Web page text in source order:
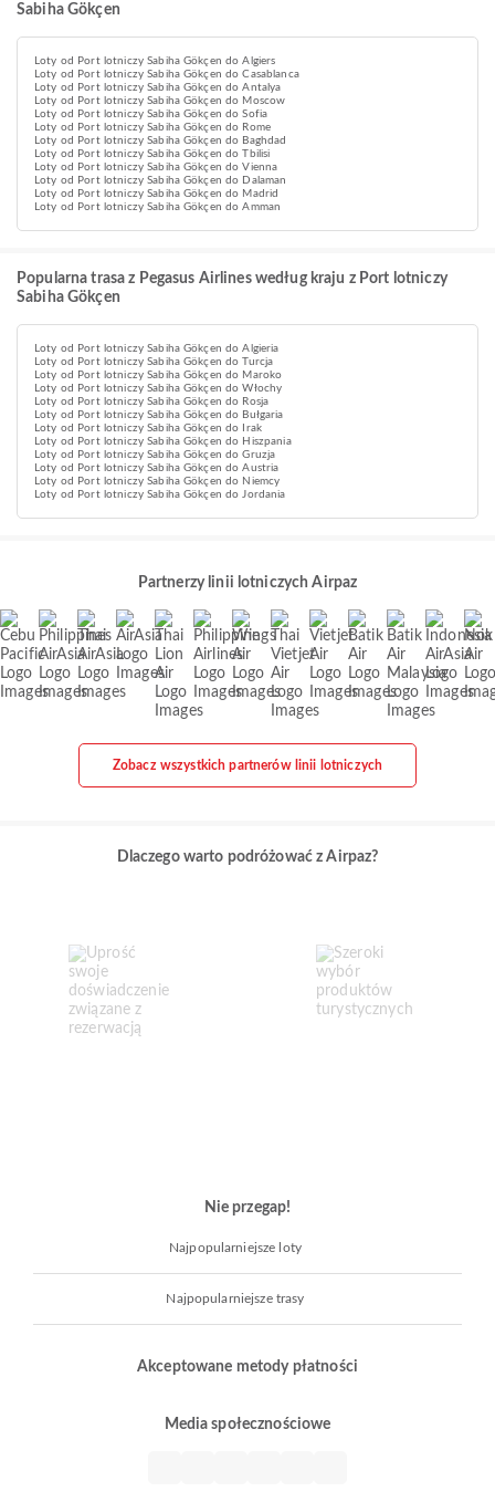
Sabiha Gökçen
Loty od Port lotniczy Sabiha Gökçen do Algiers
Loty od Port lotniczy Sabiha Gökçen do Casablanca
Loty od Port lotniczy Sabiha Gökçen do Antalya
Loty od Port lotniczy Sabiha Gökçen do Moscow
Loty od Port lotniczy Sabiha Gökçen do Sofia
Loty od Port lotniczy Sabiha Gökçen do Rome
Loty od Port lotniczy Sabiha Gökçen do Baghdad
Loty od Port lotniczy Sabiha Gökçen do Tbilisi
Loty od Port lotniczy Sabiha Gökçen do Vienna
Loty od Port lotniczy Sabiha Gökçen do Dalaman
Loty od Port lotniczy Sabiha Gökçen do Madrid
Loty od Port lotniczy Sabiha Gökçen do Amman
Popularna trasa z Pegasus Airlines według kraju z Port lotniczy
Sabiha Gökçen
Loty od Port lotniczy Sabiha Gökçen do Algieria
Loty od Port lotniczy Sabiha Gökçen do Turcja
Loty od Port lotniczy Sabiha Gökçen do Maroko
Loty od Port lotniczy Sabiha Gökçen do Włochy
Loty od Port lotniczy Sabiha Gökçen do Rosja
Loty od Port lotniczy Sabiha Gökçen do Bułgaria
Loty od Port lotniczy Sabiha Gökçen do Irak
Loty od Port lotniczy Sabiha Gökçen do Hiszpania
Loty od Port lotniczy Sabiha Gökçen do Gruzja
Loty od Port lotniczy Sabiha Gökçen do Austria
Loty od Port lotniczy Sabiha Gökçen do Niemcy
Loty od Port lotniczy Sabiha Gökçen do Jordania
Partnerzy linii lotniczych Airpaz
Zobacz wszystkich partnerów linii lotniczych
Dlaczego warto podróżować z Airpaz?
Nie przegap!
Najpopularniejsze loty
Najpopularniejsze trasy
Akceptowane metody płatności
Media społecznościowe